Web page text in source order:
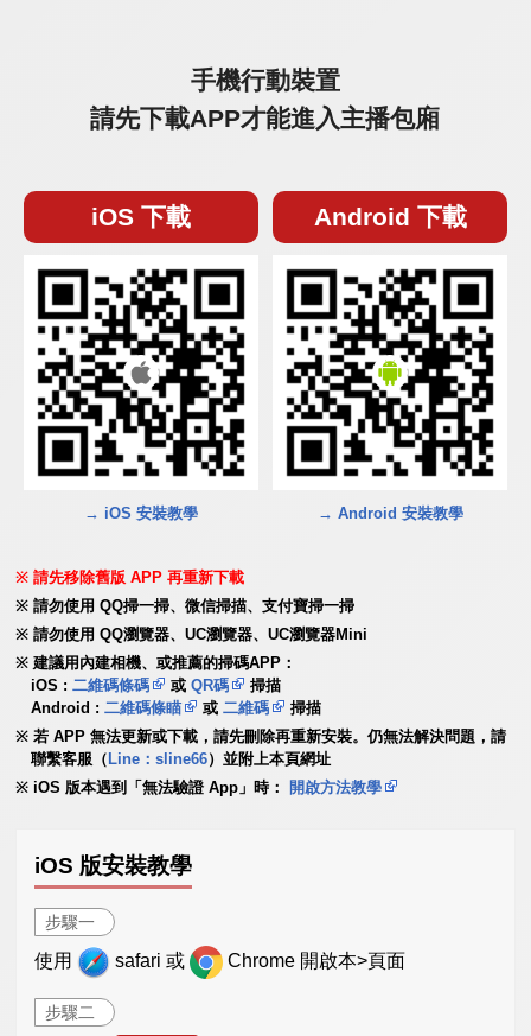
手機行動裝置
請先下載APP才能進入主播包廂
iOS 下載
→ iOS 安裝教學
Android 下載
→ Android 安裝教學
請先移除舊版 APP 再重新下載
請勿使用 QQ掃一掃、微信掃描、支付寶掃一掃
請勿使用 QQ瀏覽器、UC瀏覽器、UC瀏覽器Mini
建議用內建相機、或推薦的掃碼APP：
iOS :二維碼條碼 或QR碼
掃描
Android :二維碼條瞄 或二維碼
掃描
若 APP 無法更新或下載，請先刪除再重新安裝。仍無法解決問題，請
聯繫客服（ Line：sline66）並附上本頁網址
iOS 版本遇到「無法驗證 App」時：
開啟方法教學
iOS 版安裝教學
步驟一
使用 safari 或 Chrome 開啟本>頁面
步驟二